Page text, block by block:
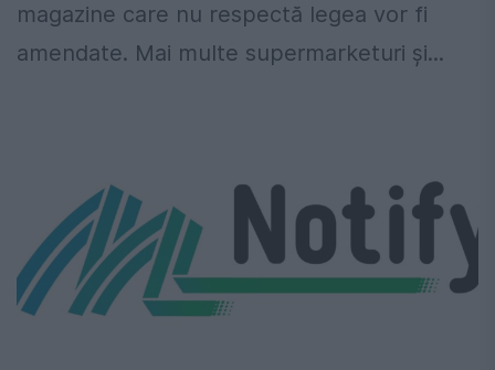
magazine care nu respectă legea vor fi
amendate. Mai multe supermarketuri și...